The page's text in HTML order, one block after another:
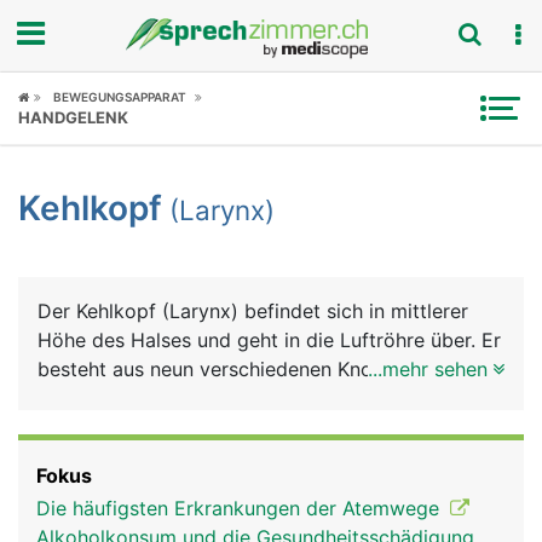
Fokus
Symptome
News
Rubriken
BEWEGUNGSAPPARAT
HANDGELENK
Kehlkopf (Larynx)
Der Kehlkopf (Larynx) befindet sich in mittlerer
Höhe des Halses und geht in die Luftröhre über. Er
besteht aus neun verschiedenen Knorpelstücken,
Kehldeckel (Epiglottis), der den Kehlkopf beim
Schlucken verschliesst und dadurch verhindert,
...mehr sehen
Fokus
Die häufigsten Erkrankungen der Atemwege
Alkoholkonsum und die Gesundheitsschädigung